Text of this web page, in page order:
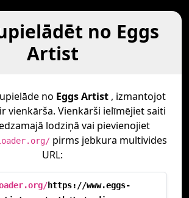
no Eggs
Artist
no Eggs Artist , izmantojot
vienkārša. Vienkārši ielīmējiet saiti
lodziņā vai pievienojiet
pirms jebkura multivides
URL:
https://www.eggs-